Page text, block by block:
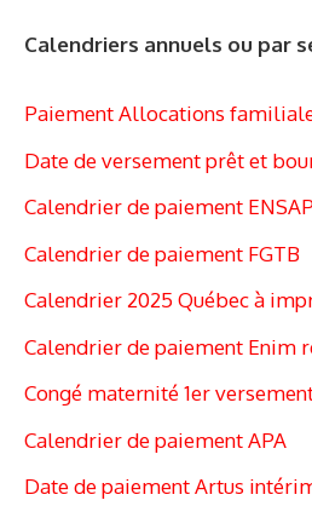
Calendriers annuels ou par
Paiement Allocations
Date de versement prêt et
Calendrier de paiement ENSAP
Calendrier de paiement FGTB
Calendrier 2025 Québec à
Calendrier de paiement Enim
Congé maternité 1er
Calendrier de paiement APA
Date de paiement Artus